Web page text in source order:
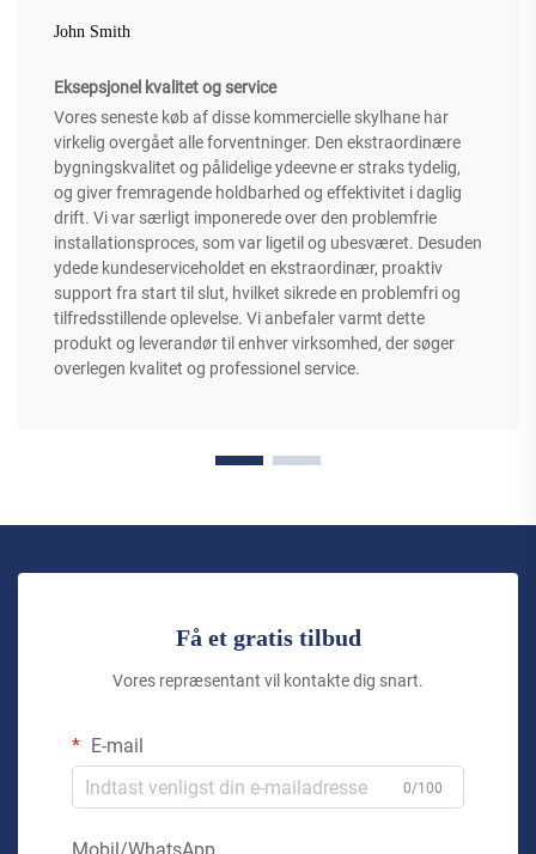
John Smith
Eksepsjonel kvalitet og service
Vores seneste køb af disse kommercielle skylhane har
virkelig overgået alle forventninger. Den ekstraordinære
bygningskvalitet og pålidelige ydeevne er straks tydelig,
og giver fremragende holdbarhed og effektivitet i daglig
drift. Vi var særligt imponerede over den problemfrie
installationsproces, som var ligetil og ubesværet. Desuden
ydede kundeserviceholdet en ekstraordinær, proaktiv
support fra start til slut, hvilket sikrede en problemfri og
tilfredsstillende oplevelse. Vi anbefaler varmt dette
produkt og leverandør til enhver virksomhed, der søger
overlegen kvalitet og professionel service.
Få et gratis tilbud
Vores repræsentant vil kontakte dig snart.
E-mail
0/100